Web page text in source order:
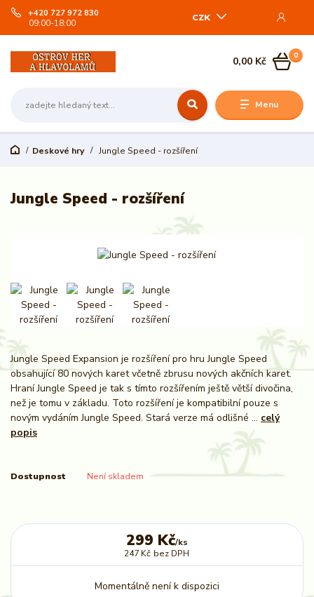
Menu
CZK
+420 727 972 830
09:00-18:00
0
0,00 Kč
Deskové hry Jungle Speed - rozšíření
Jungle Speed - rozšíření
Jungle Speed Expansion je rozšíření pro hru Jungle Speed
obsahující 80 nových karet včetně zbrusu nových akčních karet.
Hraní Jungle Speed je tak s tímto rozšířením ještě větší divočina,
než je tomu v základu. Toto rozšíření je kompatibilní pouze s
novým vydáním Jungle Speed. Stará verze má odlišné ... celý
popis
Dostupnost Není skladem
299 Kč/ks
247 Kč bez DPH
Momentálně není k dispozici